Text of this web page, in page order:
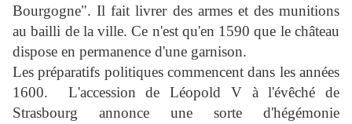
Bourgogne". Il fait livrer des armes et des munitions
au bailli de la ville. Ce n'est qu'en 1590 que le château
dispose en permanence d'une garnison.
Les préparatifs politiques commencent dans les années
1600.
L'accession de Léopold Và l'évêché de
Strasbourg annonce une sorte d'hégémonie